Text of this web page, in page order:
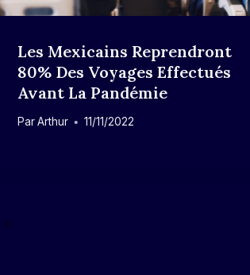
Les Mexicains Reprendront
80% Des Voyages Effectués
Avant La Pandémie
Par Arthur 11/11/2022